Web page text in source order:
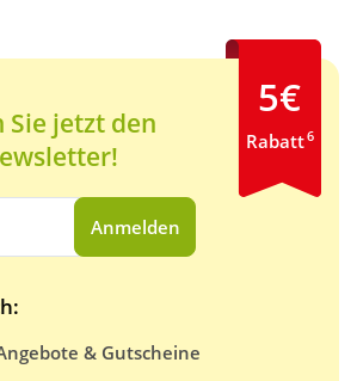
jetzt den
Anmelden
& Gutscheine
5€
Rabatt6